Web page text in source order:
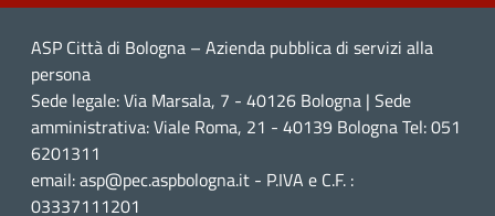
ASP Città di Bologna – Azienda pubblica di servizi alla
persona
Sede legale: Via Marsala, 7 - 40126 Bologna | Sede
amministrativa: Viale Roma, 21 - 40139 Bologna Tel: 051
6201311
email: asp@pec.aspbologna.it - P.IVA e C.F. :
03337111201